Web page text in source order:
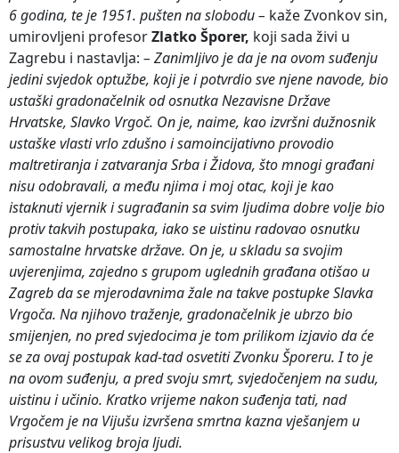
6 godina, te je 1951. pušten na slobodu – kaže Zvonkov sin,
umirovljeni profesorZlatko Šporer, koji sada živi u
Zagrebu i nastavlja: – Zanimljivo je da je na ovom suđenju
jedini svjedok optužbe, koji je i potvrdio sve njene navode, bio
ustaški gradonačelnik od osnutka Nezavisne Države
Hrvatske, Slavko Vrgoč. On je, naime, kao izvršni dužnosnik
ustaške vlasti vrlo zdušno i samoincijativno provodio
maltretiranja i zatvaranja Srba i Židova, što mnogi građani
nisu odobravali, a među njima i moj otac, koji je kao
istaknuti vjernik i sugrađanin sa svim ljudima dobre volje bio
protiv takvih postupaka, iako se uistinu radovao osnutku
samostalne hrvatske države. On je, u skladu sa svojim
uvjerenjima, zajedno s grupom uglednih građana otišao u
Zagreb da se mjerodavnima žale na takvepostupke Slavka
Vrgoča. Na njihovo traženje, gradonačelnik je ubrzo bio
smijenjen, no pred svjedocima je tom prilikom izjavio da će
se za ovaj postupak kad-tad osvetiti Zvonku Šporeru. I to je
na ovom suđenju, a pred svoju smrt, svjedočenjem na sudu,
uistinu i učinio. Kratko vrijeme nakon suđenja tati, nad
Vrgočem je na Vijušu izvršena smrtna kazna vješanjem u
prisustvu velikog broja ljudi.